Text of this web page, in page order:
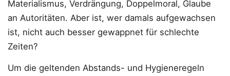
Materialismus, Verdrängung, Doppelmoral, Glaube
an Autoritäten. Aber ist, wer damals aufgewachsen
ist, nicht auch besser gewappnet für schlechte
Zeiten?
Um die geltenden Abstands- und Hygieneregeln